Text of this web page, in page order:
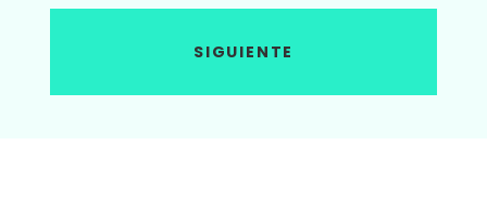
SIGUIENTE